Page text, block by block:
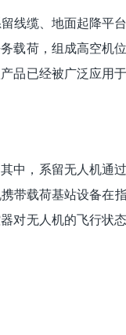
线缆、地面起降平
载荷，组成高空机
品已经被广泛应用
中，系留无人机通
带载荷基站设备在
对无人机的飞行状